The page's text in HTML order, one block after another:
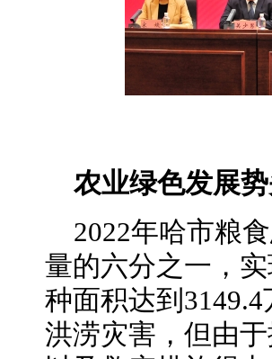
农业绿色发展
2022年哈市粮
量的六分之一，
种面积达到
洪涝灾害，但由